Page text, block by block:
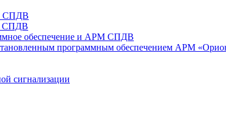
СПДВ
СПДВ
обеспечение и АРМ СПДВ
программным обеспечением АРМ
сигнализации